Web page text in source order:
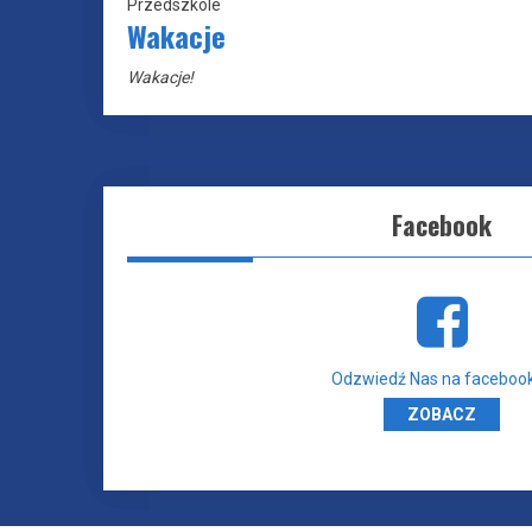
Przedszkole
Wakacje
Wakacje!
Facebook
Odzwiedź Nas na
ZOBACZ